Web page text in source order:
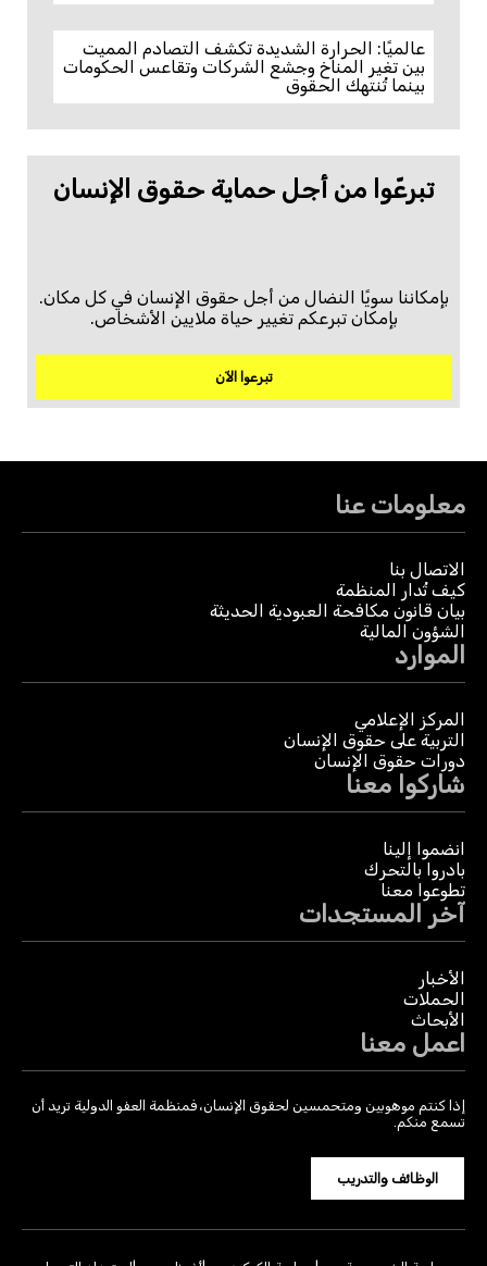
عالميًا: الحرارة الشديدة تكشف التصادم المميت
بين تغير المناخ وجشع الشركات وتقاعس الحكومات
بينما تُنتهك الحقوق
تبرعّوا من أجل حماية حقوق الإنسان
بإمكاننا سويًا النضال من أجل حقوق الإنسان في كل مكان.
بإمكان تبرعكم تغيير حياة ملايين الأشخاص.
تبرعوا الآن
معلومات عنا
الاتصال بنا
كيف تُدار المنظمة
بيان قانون مكافحة العبودية الحديثة
الشؤون المالية
الموارد
المركز الإعلامي
التربية على حقوق الإنسان
دورات حقوق الإنسان
شاركوا معنا
انضموا إلينا
بادروا بالتحرك
تطوعوا معنا
آخر المستجدات
الأخبار
الحملات
الأبحاث
اعمل معنا
إذا كنتم موهوبين ومتحمسين لحقوق الإنسان، فمنظمة العفو الدولية تريد أن
تسمع منكم.
الوظائف والتدريب